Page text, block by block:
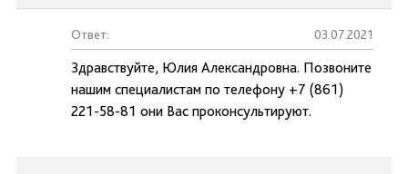
Ответ: 03.07.2021
Здравствуйте, Юлия Александровна. Позвоните
нашим специалистам по телефону +7 (861)
221-58-81 они Вас проконсультируют.